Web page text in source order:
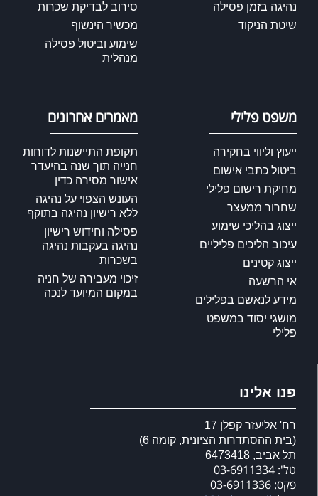
נהיגה בזמן פסילה
שיטת הניקוד
סירוב לבדיקת שכרות
מכשיר הינשוף
שימוע וביטול פסילה
מנהלית
משפט פלילי
ייעוץ וליווי בחקירה
ביטול כתבי אישום
מחיקת רישום פלילי
שחרור ממעצר
ייצוג בהליכי שימוע
עיכוב הליכים פליליים
ייצוג קטינים
אי הרשעה
מידע לנאשם בפלילים
מושגי יסוד במשפט
פלילי
מאמרים אחרונים
תקופת התיישנות לדוחות
חנייה תוך שנה בהיעדר
אישור מסירה כדין
העונש הצפוי על נהיגה
ללא רישיון נהיגה בתוקף
פסילה וחידוש רישיון
נהיגה בעקבות נהיגה
בשכרות
זיכוי מעבירה של חניה
במקום המיועד לנכה
פנו אלינו
רח' אליעזר קפלן 17
(בית ההסתדרות הציונית, קומה 6)
תל אביב, 6473418
טל': 03-6911334
פקס: 03-6911336